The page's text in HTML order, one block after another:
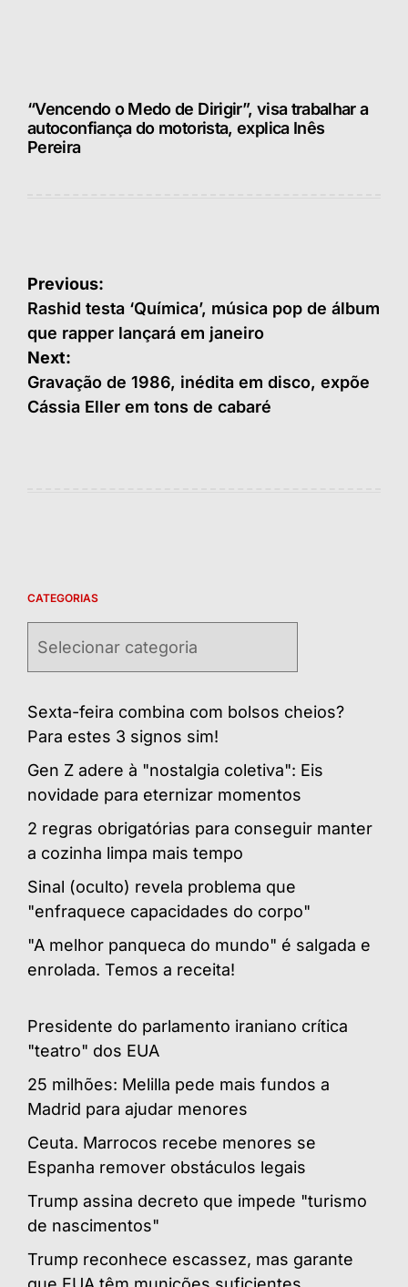
“Vencendo o Medo de Dirigir”, visa trabalhar a
autoconfiança do motorista, explica Inês
Pereira
Navegação
de
Post
Previous:
Rashid testa ‘Química’, música pop de álbum
que rapper lançará em janeiro
Next:
Gravação de 1986, inédita em disco, expõe
Cássia Eller em tons de cabaré
CATEGORIAS
Sexta-feira combina com bolsos cheios?
Para estes 3 signos sim!
Gen Z adere à "nostalgia coletiva": Eis
novidade para eternizar momentos
2 regras obrigatórias para conseguir manter
a cozinha limpa mais tempo
Sinal (oculto) revela problema que
"enfraquece capacidades do corpo"
"A melhor panqueca do mundo" é salgada e
enrolada. Temos a receita!
Presidente do parlamento iraniano crítica
"teatro" dos EUA
25 milhões: Melilla pede mais fundos a
Madrid para ajudar menores
Ceuta. Marrocos recebe menores se
Espanha remover obstáculos legais
Trump assina decreto que impede "turismo
de nascimentos"
Trump reconhece escassez, mas garante